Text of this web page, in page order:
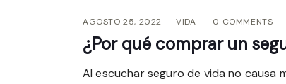
AGOSTO 25, 2022 VIDA 0 COMMENTS
¿Por qué comprar un
Al escuchar seguro de vida no causa